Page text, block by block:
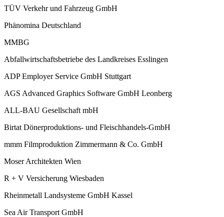
TÜV Verkehr und Fahrzeug GmbH
Phänomina Deutschland
MMBG
Abfallwirtschaftsbetriebe des Landkreises Esslingen
ADP Employer Service GmbH Stuttgart
AGS Advanced Graphics Software GmbH Leonberg
ALL-BAU Gesellschaft mbH
Birtat Dönerproduktions- und Fleischhandels-GmbH
mmm Filmproduktion Zimmermann & Co. GmbH
Moser Architekten Wien
R + V Versicherung Wiesbaden
Rheinmetall Landsysteme GmbH Kassel
Sea Air Transport GmbH